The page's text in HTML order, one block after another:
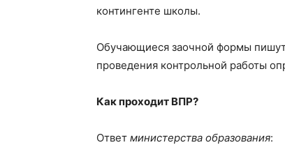
контингенте школы.
Обучающиеся заочной формы
проведения контрольной работы
Как проходит ВПР?
Ответ министерства образования: